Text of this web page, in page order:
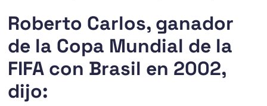
Roberto Carlos, ganador
de la Copa Mundial de la
FIFA con Brasil en 2002,
dijo: